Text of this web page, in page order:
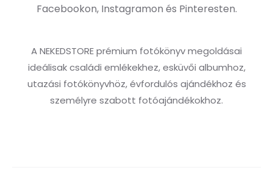
Facebookon, Instagramon és Pinteresten.
A NEKEDSTORE prémium fotókönyv megoldásai
ideálisak családi emlékekhez, esküvői albumhoz,
utazási fotókönyvhöz, évfordulós ajándékhoz és
személyre szabott fotóajándékokhoz.